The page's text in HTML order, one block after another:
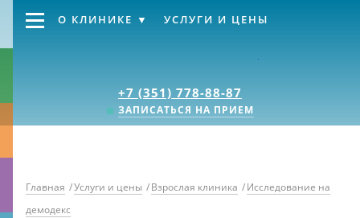
+7 (351) 778-88-87
ЗАПИСАТЬСЯ НА ПРИЕМ
О КЛИНИКЕ УСЛУГИ И ЦЕНЫ
Главная /Услуги и цены /Взрослая клиника /Исследование на
демодекс